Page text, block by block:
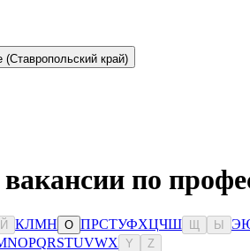
(Ставропольский край)
по
Й КЛМН О ПРСТУФХЦЧШ Ы Э
NOPQRSTUVWX Y Z